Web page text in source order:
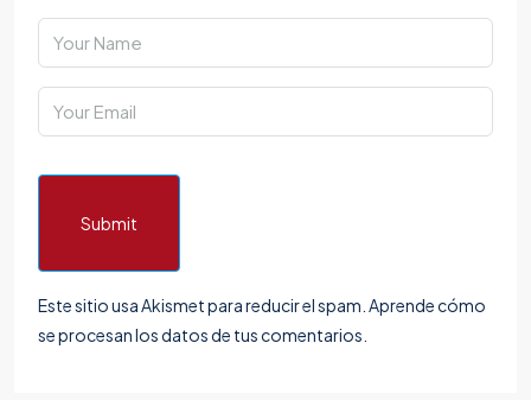
Submit
Este sitio usa Akismet para reducir el spam. Aprende cómo
se procesan los datos de tus comentarios.